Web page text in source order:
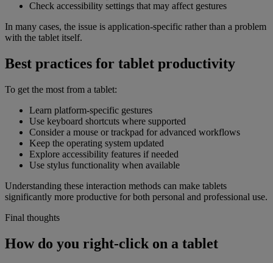
Check accessibility settings that may affect gestures
In many cases, the issue is application-specific rather than a problem
with the tablet itself.
Best practices for tablet productivity
To get the most from a tablet:
Learn platform-specific gestures
Use keyboard shortcuts where supported
Consider a mouse or trackpad for advanced workflows
Keep the operating system updated
Explore accessibility features if needed
Use stylus functionality when available
Understanding these interaction methods can make tablets
significantly more productive for both personal and professional use.
Final thoughts
How do you right-click on a tablet